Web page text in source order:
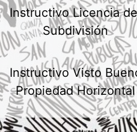
Instructivo Licencia
Subdivisión
Instructivo Visto
Propiedad Horizontal